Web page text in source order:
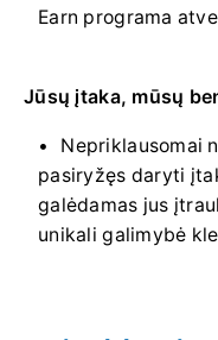
Earn programa
Jūsų įtaka, mūsų
Nepriklausomai
pasiryžęs daryti
galėdamas jus
unikali galimybė